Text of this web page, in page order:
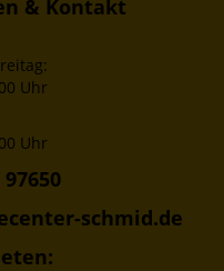
& Kontakt
Uhr
Uhr
97650
schmid.de